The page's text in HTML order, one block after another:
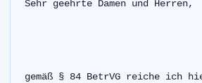
Sehr geehrte Damen und Herren,
gemäß § 84 BetrVG reiche ich